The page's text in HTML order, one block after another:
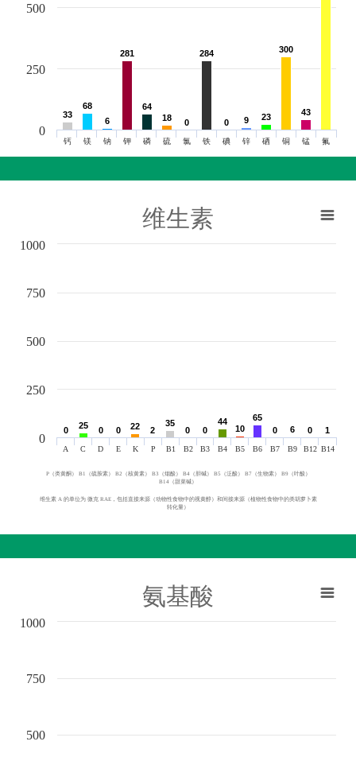
33
33
68
68
6
6
281
281
64
64
18
18 0
0
284
284
0
0 9
9 23
23
300
300
43
43
钙 镁 钠 钾 磷 硫 氯 铁 碘 锌 硒 铜 锰 氟
0
250
500
维生素
0
0 25
25 0
0 0
0 22
22 2
2
35
35
0
0 0
0
44
44
10
10
65
65
0
0 6
6 0
0 1
1
A C D E K P B1 B2 B3 B4 B5 B6 B7 B9 B12 B14
0
250
500
750
1000
P（类黄酮） B1（硫胺素） B2（核黄素） B3（烟酸） B4（胆碱） B5（泛酸） B7（生物素） B9（叶酸）
B14（甜菜碱）
维生素 A 的单位为 微克 RAE，包括直接来源（动物性食物中的视黄醇）和间接来源（植物性食物中的类胡萝卜素
转化量）
氨基酸
500
750
1000